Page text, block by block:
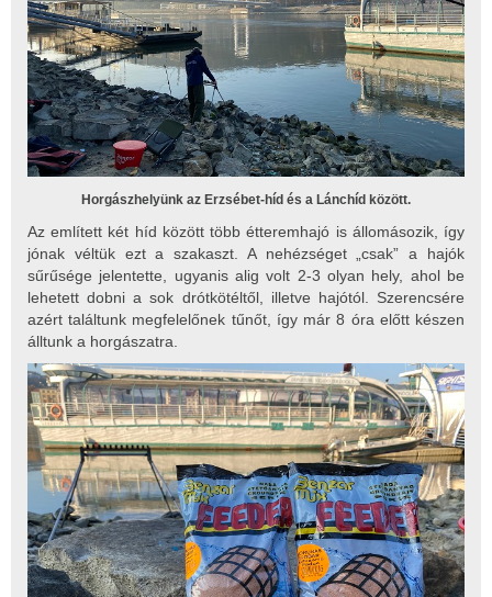
Horgászhelyünk az Erzsébet-híd és a Lánchíd között.
Az említett két híd között több étteremhajó is állomásozik, így
jónak véltük ezt a szakaszt. A nehézséget „csak” a hajók
sűrűsége jelentette, ugyanis alig volt 2-3 olyan hely, ahol be
lehetett dobni a sok drótkötéltől, illetve hajótól. Szerencsére
azért találtunk megfelelőnek tűnőt, így már 8 óra előtt készen
álltunk a horgászatra.